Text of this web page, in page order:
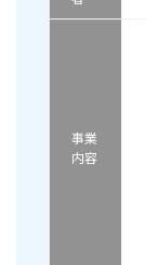
事業
内容